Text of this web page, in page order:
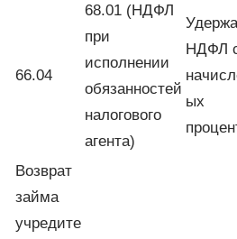
66.04
68.01 (НДФЛ
при
исполнении
обязанностей
налогового
агента)
НДФЛ
ых
Возврат
займа
учредите